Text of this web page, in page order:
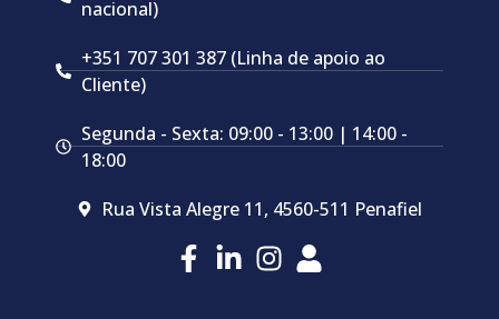
nacional)
+351 707 301 387 (Linha de apoio ao
Cliente)
Segunda - Sexta: 09:00 - 13:00 | 14:00 -
18:00
Rua Vista Alegre 11, 4560-511 Penafiel